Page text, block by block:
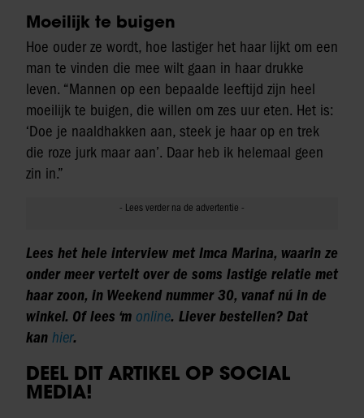
Moeilijk te buigen
Hoe ouder ze wordt, hoe lastiger het haar lijkt om een
man te vinden die mee wilt gaan in haar drukke
leven. “Mannen op een bepaalde leeftijd zijn heel
moeilijk te buigen, die willen om zes uur eten. Het is:
‘Doe je naaldhakken aan, steek je haar op en trek
die roze jurk maar aan’. Daar heb ik helemaal geen
zin in.”
Lees het hele interview met Imca Marina, waarin ze
onder meer vertelt over de soms lastige relatie met
haar zoon, in Weekend nummer 30, vanaf nú in de
winkel. Of lees ‘m online. Liever bestellen? Dat
kan hier.
DEEL DIT ARTIKEL OP SOCIAL
MEDIA!